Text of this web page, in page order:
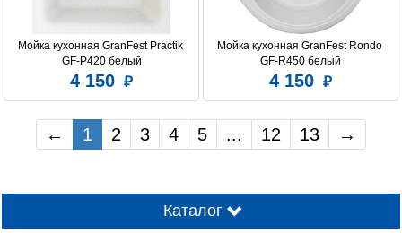
Мойка кухонная GranFest Practik
GF-P420 белый
4 150
Мойка кухонная GranFest Rondo
GF-R450 белый
4 150
← 1 2 3 4 5 ... 12 13 →
Каталог